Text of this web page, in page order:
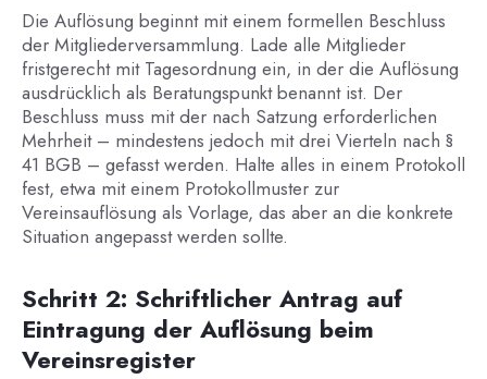
Die Auflösung beginnt mit einem formellen Beschluss
der Mitgliederversammlung. Lade alle Mitglieder
fristgerecht mit Tagesordnung ein, in der die Auflösung
ausdrücklich als Beratungspunkt benannt ist. Der
Beschluss muss mit der nach Satzung erforderlichen
Mehrheit – mindestens jedoch mit drei Vierteln nach §
41 BGB – gefasst werden. Halte alles in einem Protokoll
fest, etwa mit einem Protokollmuster zur
Vereinsauflösung als Vorlage, das aber an die konkrete
Situation angepasst werden sollte.
Schritt 2: Schriftlicher Antrag auf
Eintragung der Auflösung beim
Vereinsregister